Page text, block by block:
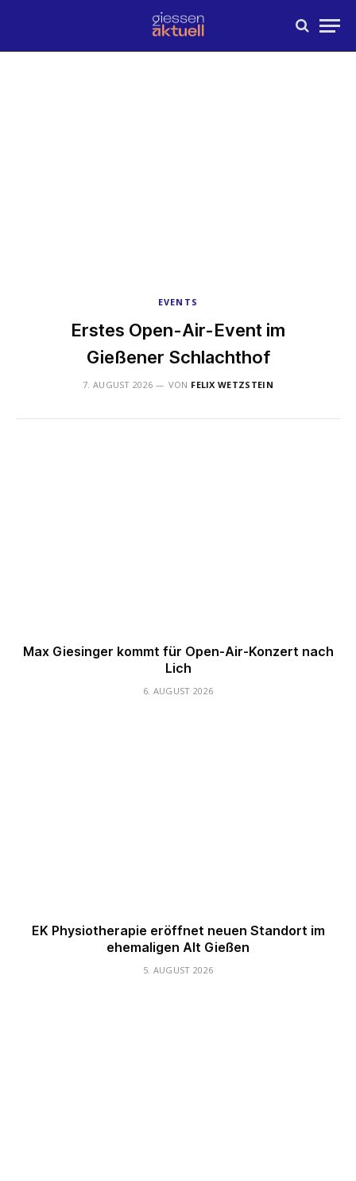
EVENTS
Erstes Open-Air-Event im
Gießener Schlachthof
7. AUGUST 2026 VON FELIX WETZSTEIN
Max Giesinger kommt für Open-Air-Konzert nach
Lich
6. AUGUST 2026
EK Physiotherapie eröffnet neuen Standort im
ehemaligen Alt Gießen
5. AUGUST 2026